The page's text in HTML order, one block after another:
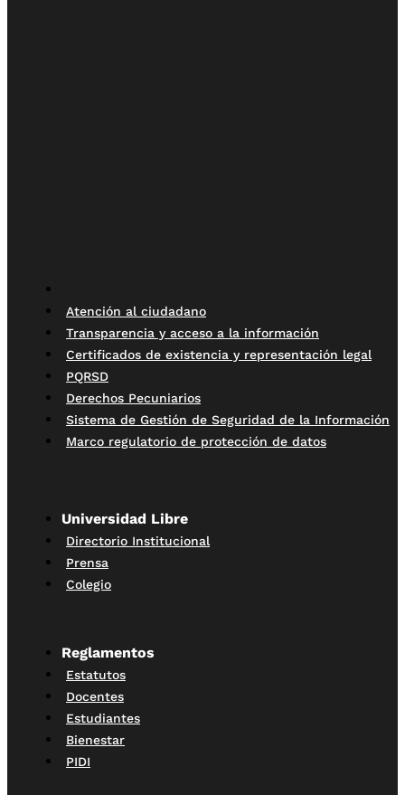
Atención al ciudadano
Transparencia y acceso a la información
Certificados de existencia y representación legal
PQRSD
Derechos Pecuniarios
Sistema de Gestión de Seguridad de la Información
Marco regulatorio de protección de datos
Universidad Libre
Directorio Institucional
Prensa
Colegio
Reglamentos
Estatutos
Docentes
Estudiantes
Bienestar
PIDI